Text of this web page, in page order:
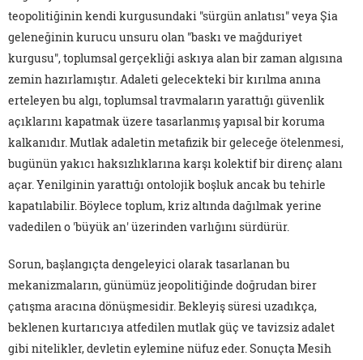
teopolitiğinin kendi kurgusundaki "sürgün anlatısı" veya Şia
geleneğinin kurucu unsuru olan "baskı ve mağduriyet
kurgusu", toplumsal gerçekliği askıya alan bir zaman algısına
zemin hazırlamıştır. Adaleti gelecekteki bir kırılma anına
erteleyen bu algı, toplumsal travmaların yarattığı güvenlik
açıklarını kapatmak üzere tasarlanmış yapısal bir koruma
kalkanıdır. Mutlak adaletin metafizik bir geleceğe ötelenmesi,
bugünün yakıcı haksızlıklarına karşı kolektif bir direnç alanı
açar. Yenilginin yarattığı ontolojik boşluk ancak bu tehirle
kapatılabilir. Böylece toplum, kriz altında dağılmak yerine
vadedilen o 'büyük an' üzerinden varlığını sürdürür.
Sorun, başlangıçta dengeleyici olarak tasarlanan bu
mekanizmaların, günümüz jeopolitiğinde doğrudan birer
çatışma aracına dönüşmesidir. Bekleyiş süresi uzadıkça,
beklenen kurtarıcıya atfedilen mutlak güç ve tavizsiz adalet
gibi nitelikler, devletin eylemine nüfuz eder. Sonuçta Mesih